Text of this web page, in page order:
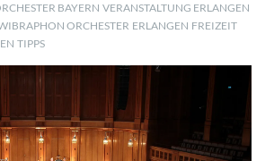
BAYERN VERANSTALTUNG ERLANGEN
ORCHESTER ERLANGEN FREIZEIT
TIPPS